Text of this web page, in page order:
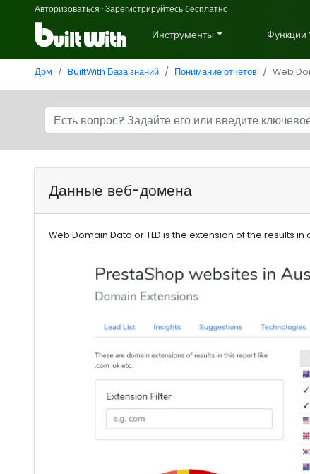
Авторизоваться ·Зарегистрируйтесь бесплатно
Инструменты Функции
Дом BuiltWith База знаний Понимание отчетов Web
Данные веб-домена
Web Domain Data or TLD is the extension of the results